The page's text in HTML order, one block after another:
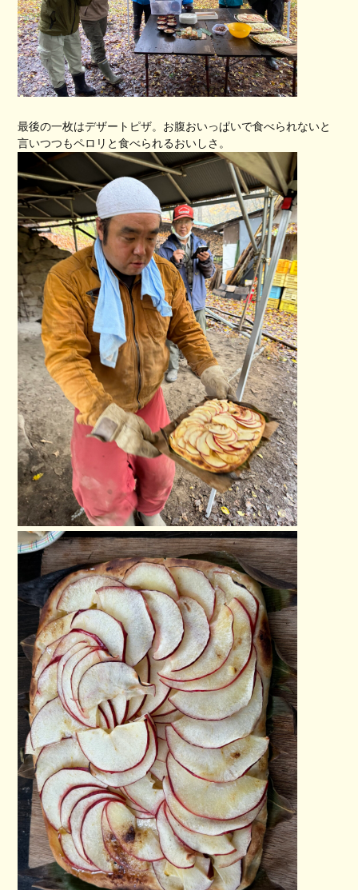
最後の一枚はデザートピザ。お腹おいっぱいで食べられないと
言いつつもペロリと食べられるおいしさ。